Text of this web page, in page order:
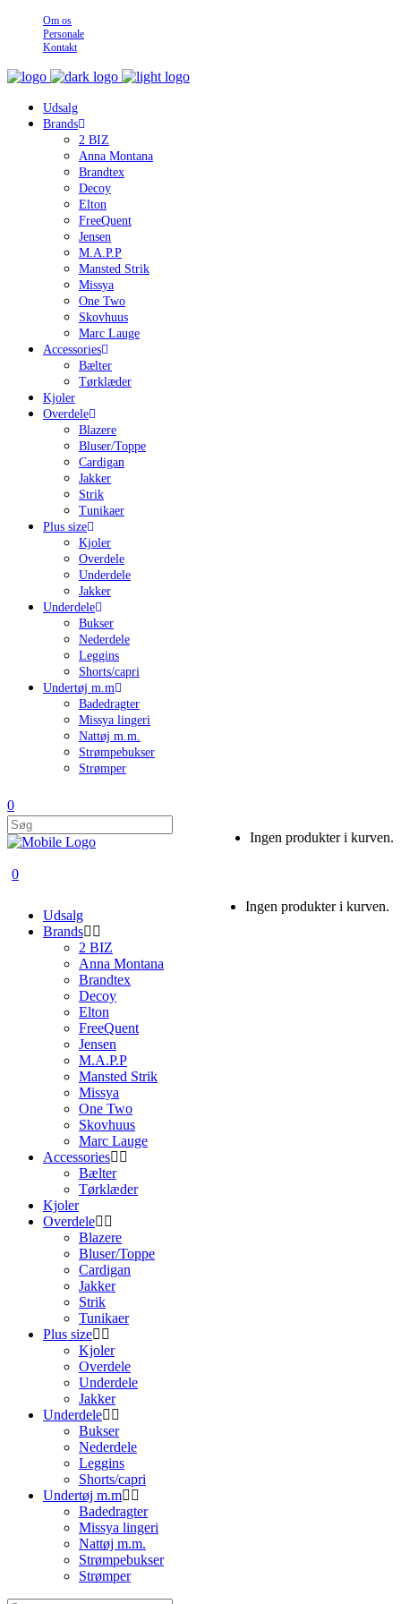
Om os
Personale
Kontakt
Udsalg
Brands
2 BIZ
Anna Montana
Brandtex
Decoy
Elton
FreeQuent
Jensen
M.A.P.P
Mansted Strik
Missya
One Two
Skovhuus
Marc Lauge
Accessories
Bælter
Tørklæder
Kjoler
Overdele
Blazere
Bluser/Toppe
Cardigan
Jakker
Strik
Tunikaer
Plus size
Kjoler
Overdele
Underdele
Jakker
Underdele
Bukser
Nederdele
Leggins
Shorts/capri
Undertøj m.m
Badedragter
Missya lingeri
Nattøj m.m.
Strømpebukser
Strømper
0
Ingen produkter i kurven.
0
Ingen produkter i kurven.
Udsalg
Brands
2 BIZ
Anna Montana
Brandtex
Decoy
Elton
FreeQuent
Jensen
M.A.P.P
Mansted Strik
Missya
One Two
Skovhuus
Marc Lauge
Accessories
Bælter
Tørklæder
Kjoler
Overdele
Blazere
Bluser/Toppe
Cardigan
Jakker
Strik
Tunikaer
Plus size
Kjoler
Overdele
Underdele
Jakker
Underdele
Bukser
Nederdele
Leggins
Shorts/capri
Undertøj m.m
Badedragter
Missya lingeri
Nattøj m.m.
Strømpebukser
Strømper